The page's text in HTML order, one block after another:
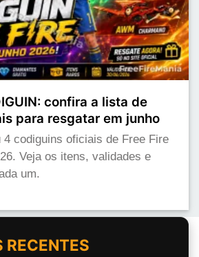
confira a lista de
para resgatar em junho
4 codiguins oficiais de Free Fire
Veja os itens, validades e
um.
RECENTES